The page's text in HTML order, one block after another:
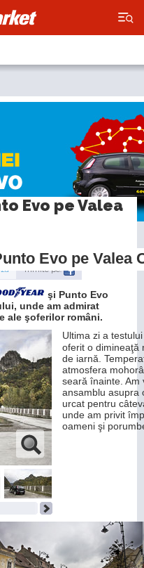
români." />
×
Evo pe Valea
Trimite pe:
şi Punto Evo
unde am admirat
ale şoferilor români.
Evo pe Valea
Ultima zi a
oferit o dimineaţă
de iarnă.
atmosfera
seară înainte. Am
ansamblu asupra
urcat pentru
unde am privit
oameni şi